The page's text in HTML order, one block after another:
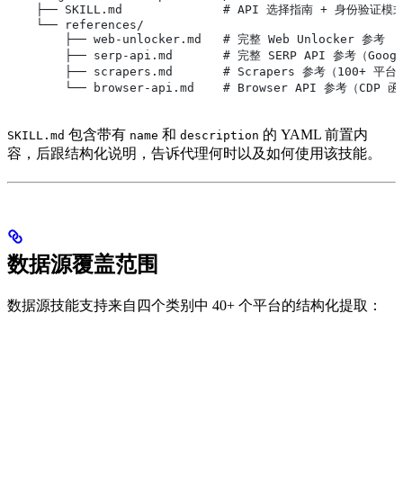
├── SKILL.md              # API 选择指南 + 身份验证模
    └── references/
        ├── web-unlocker.md   # 完整 Web Unlocker 参考
├── serp-api.md       # 完整 SERP API 参考（
├── scrapers.md       # Scrapers 参考（100+ 平台
└── browser-api.md    # Browser API 参考（CDP 函数
SKILL.md 包含带有 name 和 description 的 YAML 前置内
容，后跟结构化说明，告诉代理何时以及如何使用该技能。
数据源覆盖范围
数据源技能支持来自四个类别中 40+ 个平台的结构化提取：